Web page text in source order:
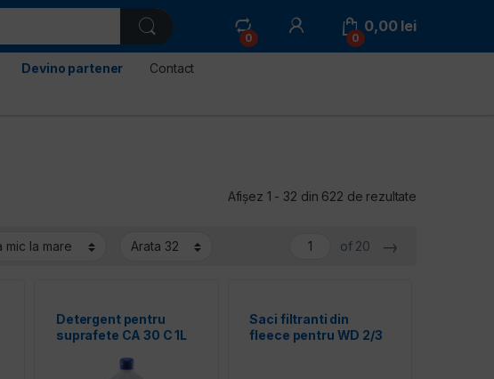
0 0
0,00 lei
Devino partener Contact
Afișez 1 - 32 din 622 de rezultate
of 20 →
Detergent pentru
suprafete CA 30 C 1L
Saci filtranti din
fleece pentru WD 2/3